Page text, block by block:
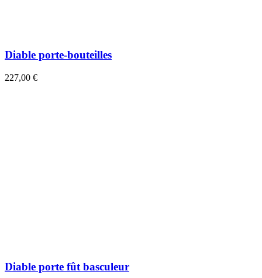
Diable porte-bouteilles
227,00 €
Diable porte fût basculeur